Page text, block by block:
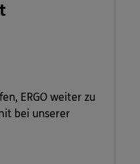
ERGO weiter zu
bei unserer